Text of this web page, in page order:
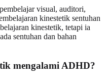
visual, auditori,
kinestetik sentuhan
kinestetik, tetapi ia
sentuhan dan bahan
mengalami ADHD?